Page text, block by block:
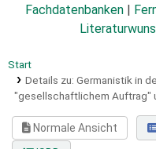
Fachdatenbanken
Start
Details zu: Germanistik in
"gesellschaftlichem Auftrag"
Normale Ansicht